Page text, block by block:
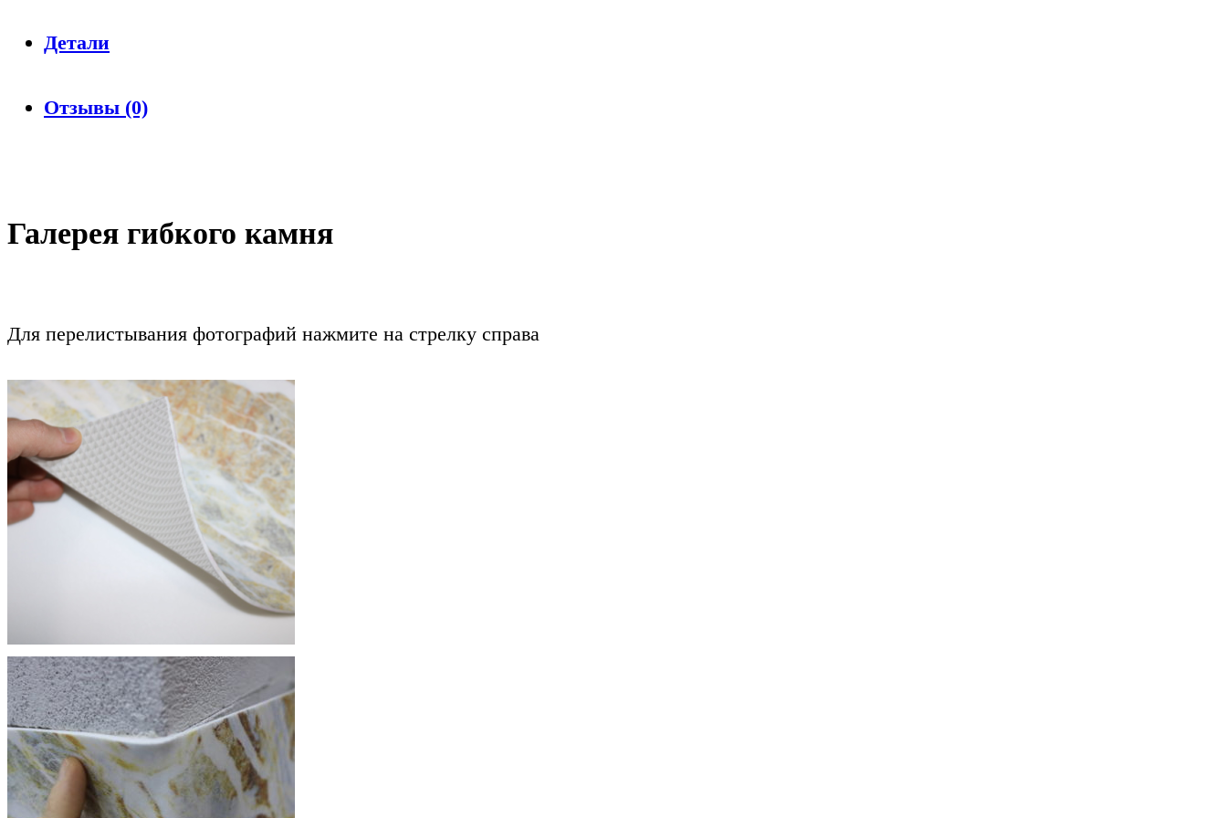
Детали
Отзывы (0)
Галерея гибкого камня
Для перелистывания фотографий нажмите на стрелку справа